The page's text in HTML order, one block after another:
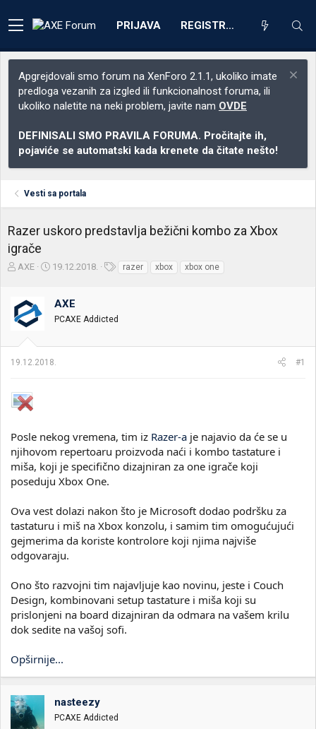
PRIJAVA REGISTRACIJA
Apgrejdovali smo forum na XenForo 2.1.1, ukoliko imate
predloga vezanih za izgled ili funkcionalnost foruma, ili
ukoliko naletite na neki problem, javite nam OVDE
DEFINISALI SMO PRAVILA FORUMA. Pročitajte ih,
pojaviće se automatski kada krenete da čitate nešto!
Vesti sa portala
Razer uskoro predstavlja bežični kombo za Xbox
igrače
Z
e
t
t
m
e
AXE
D
u
m
r
j
a
19.12.2018.
k
razer xbox xbox one
AXE
PCAXE Addicted
19.12.2018. #1
Posle nekog vremena, tim iz Razer-a je najavio da će se u
njihovom repertoaru proizvoda naći i kombo tastature i
miša, koji je specifično dizajniran za one igrače koji
poseduju Xbox One.
Ova vest dolazi nakon što je Microsoft dodao podršku za
tastaturu i miš na Xbox konzolu, i samim tim omogućujući
gejmerima da koriste kontrolore koji njima najviše
odgovaraju.
Ono što razvojni tim najavljuje kao novinu, jeste i Couch
Design, kombinovani setup tastature i miša koji su
prislonjeni na board dizajniran da odmara na vašem krilu
dok sedite na vašoj sofi.
Opširnije...
nasteezy
PCAXE Addicted